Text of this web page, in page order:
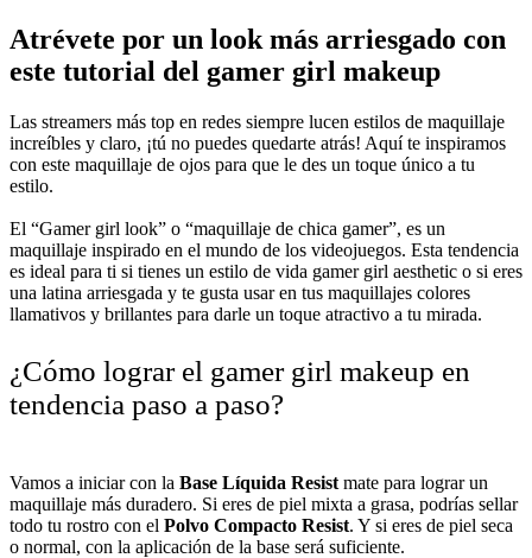
Atrévete por un look más arriesgado con
este tutorial del gamer girl makeup
Las streamers más top en redes siempre lucen estilos de maquillaje
increíbles y claro, ¡tú no puedes quedarte atrás! Aquí te inspiramos
con este maquillaje de ojos para que le des un toque único a tu
estilo.
El “Gamer girl look” o “maquillaje de chica gamer”, es un
maquillaje inspirado en el mundo de los videojuegos. Esta tendencia
es ideal para ti si tienes un estilo de vida gamer girl aesthetic o si eres
una latina arriesgada y te gusta usar en tus maquillajes colores
llamativos y brillantes para darle un toque atractivo a tu mirada.
¿Cómo lograr el gamer girl makeup en
tendencia paso a paso?
Vamos a iniciar con la Base Líquida Resist mate para lograr un
maquillaje más duradero. Si eres de piel mixta a grasa, podrías sellar
todo tu rostro con el Polvo Compacto Resist. Y si eres de piel seca
o normal, con la aplicación de la base será suficiente.